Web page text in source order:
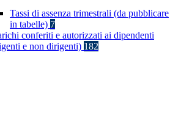
Tassi di assenza trimestrali (da pubblicare
in tabelle) 7
conferiti e autorizzati ai dipendenti
e non dirigenti) 182